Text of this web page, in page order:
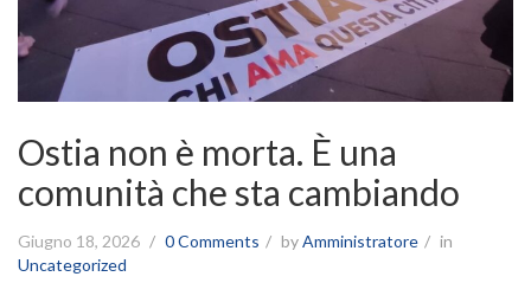
Ostia non è morta. È una
comunità che sta cambiando
Giugno 18, 2026 0 Comments byAmministratore
in
Uncategorized